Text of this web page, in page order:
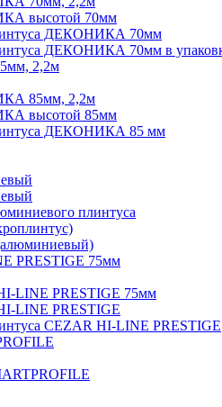
высотой 70мм
ДЕКОНИКА 70мм
ДЕКОНИКА 70мм в
2,2м
85мм, 2,2м
высотой 85мм
ДЕКОНИКА 85 мм
плинтуса
PRESTIGE 75мм
LINE PRESTIGE 75мм
LINE PRESTIGE
CEZAR HI-LINE PRESTIGE